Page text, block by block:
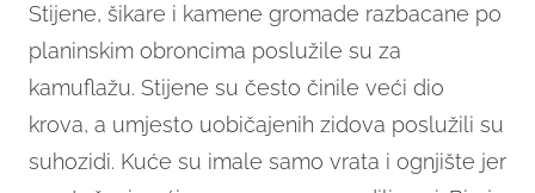
Stijene, šikare i kamene gromade razbacane po
planinskim obroncima poslužile su za
kamuflažu. Stijene su često činile veći dio
krova, a umjesto uobičajenih zidova poslužili su
suhozidi. Kuće su imale samo vrata i ognjište jer